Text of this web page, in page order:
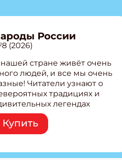
России
(2026)
стране живёт очень
людей, и все мы очень
Читатели узнают о
традициях и
легендах
России! Внутри:
татар, башкир и
Настольная игра
слова Традиционные
Купить